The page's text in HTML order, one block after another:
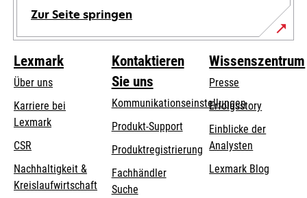
Zur Seite springen
Lexmark
Über uns
Karriere bei
Lexmark
CSR
Nachhaltigkeit &
Kreislaufwirtschaft
Kontaktieren
Sie uns
Kommunikationseinstellungen
wird
in
einer
neuen
Registerkarte
Produkt-Supportwird
einer
neuen
Produktregistrierung
Fachhändler
Suche
Wissenszentrum
Presse
Erfolgsstory
Einblicke der
Analysten
Lexmark Blog